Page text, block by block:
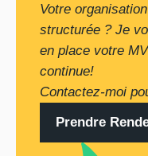
Votre
structurée ? Je
en place votre
continue!
Contactez-moi
Prendre